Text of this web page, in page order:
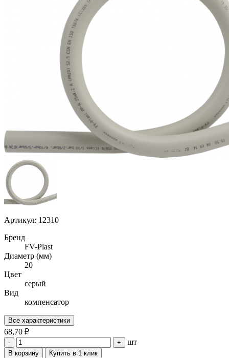
Артикул: 12310
Бренд
FV-Plast
Диаметр (мм)
20
Цвет
серый
Вид
компенсатор
Все характеристики
68,70 ₽
- + шт
В корзину Купить в 1 клик